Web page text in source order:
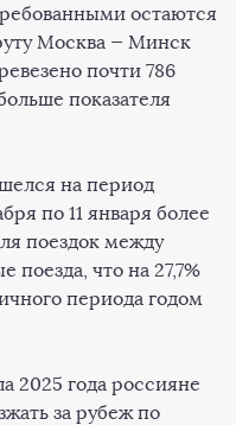
остаются
Москва — Минск
почти 786
показателя
на период
по 11 января более
поездок между
что на 27,7%
периода годом
2025 года россияне
за рубеж по